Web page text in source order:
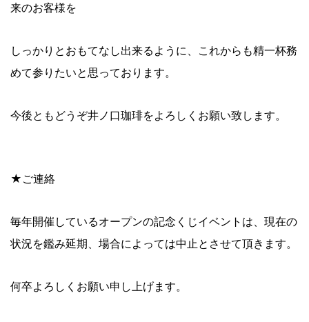
来のお客様を
しっかりとおもてなし出来るように、これからも精一杯務
めて参りたいと思っております。
今後ともどうぞ井ノ口珈琲をよろしくお願い致します。
★ご連絡
毎年開催しているオープンの記念くじイベントは、現在の
状況を鑑み延期、場合によっては中止とさせて頂きます。
何卒よろしくお願い申し上げます。